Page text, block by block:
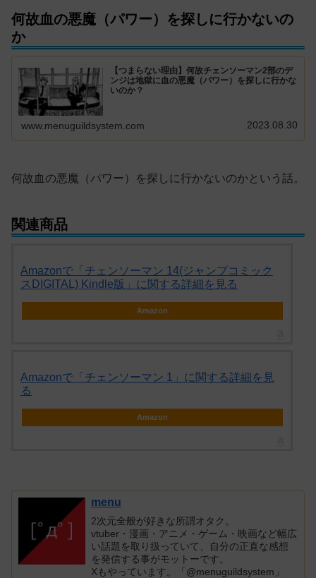
何故血の悪魔（パワー）を探しに行かないの
か
【つまらない理由】何故チェンソーマン2部のデ
ンジは地獄に血の悪魔（パワー）を探しに行かな
いのか？
www.menuguildsystem.com 2023.08.30
何故血の悪魔（パワー）を探しに行かないのかという話。
関連商品
Amazonで「チェンソーマン 14(ジャンプコミック
スDIGITAL) Kindle版」に関する詳細を見る
Amazon
Amazonで「チェンソーマン 1」に関する詳細を見
る
Amazon
menu
2次元全般が好きな所謂オタク。
vtuber・漫画・アニメ・ゲーム・映画など幅広
い話題を取り扱っていて、自分の正直な感想
を発信する事がモットーです。
Xもやっています。「@menuguildsystem」